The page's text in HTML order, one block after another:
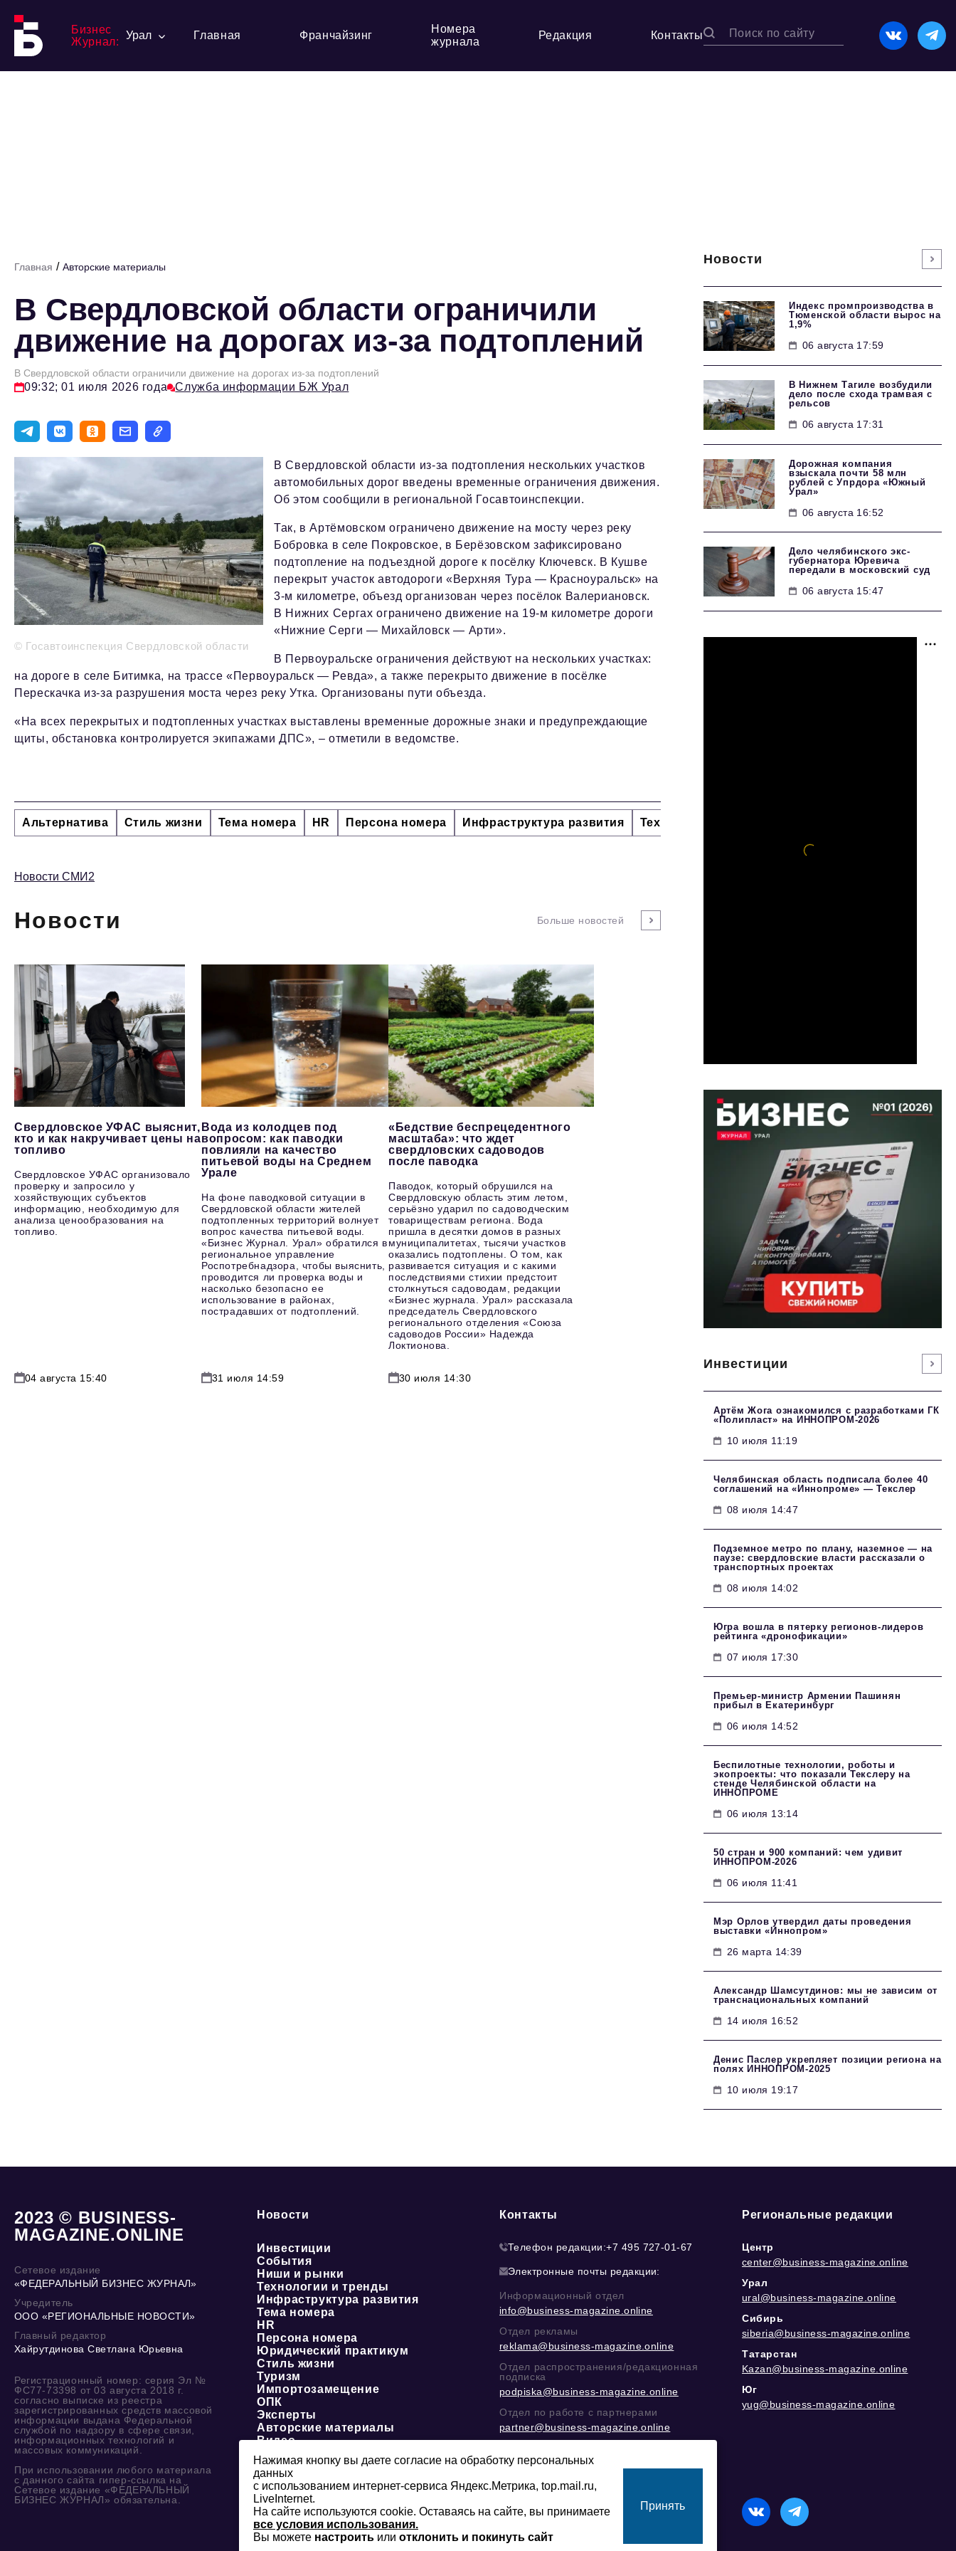
Бизнес
Журнал:
Урал Главная Франчайзинг
Номера
журнала
Редакция Контакты
Главная / Авторские материалы
В Свердловской области ограничили
движение на дорогах из-за подтоплений
В Свердловской области ограничили движение на дорогах из-за подтоплений
09:32; 01 июля 2026 года Служба информации БЖ Урал
© Госавтоинспекция Свердловской области
В Свердловской области из-за подтопления нескольких участков
автомобильных дорог введены временные ограничения движения.
Об этом сообщили в региональной Госавтоинспекции.
Так, в Артёмовском ограничено движение на мосту через реку
Бобровка в селе Покровское, в Берёзовском зафиксировано
подтопление на подъездной дороге к посёлку Ключевск. В Кушве
перекрыт участок автодороги «Верхняя Тура — Красноуральск» на
3-м километре, объезд организован через посёлок Валериановск.
В Нижних Сергах ограничено движение на 19-м километре дороги
«Нижние Серги — Михайловск — Арти».
В Первоуральске ограничения действуют на нескольких участках:
на дороге в селе Битимка, на трассе «Первоуральск — Ревда», а также перекрыто движение в посёлке
Перескачка из-за разрушения моста через реку Утка. Организованы пути объезда.
«На всех перекрытых и подтопленных участках выставлены временные дорожные знаки и предупреждающие
щиты, обстановка контролируется экипажами ДПС», – отметили в ведомстве.
Альтернатива Стиль жизни Тема номера HR Персона номера Инфраструктура развития Технологии и тренды
Новости СМИ2
Новости Больше новостей
Свердловское УФАС выяснит,
кто и как накручивает цены на
топливо
Свердловское УФАС организовало
проверку и запросило у
хозяйствующих субъектов
информацию, необходимую для
анализа ценообразования на
топливо.
04 августа 15:40
Вода из колодцев под
вопросом: как паводки
повлияли на качество
питьевой воды на Среднем
Урале
На фоне паводковой ситуации в
Свердловской области жителей
подтопленных территорий волнует
вопрос качества питьевой воды.
«Бизнес Журнал. Урал» обратился в
региональное управление
Роспотребнадзора, чтобы выяснить,
проводится ли проверка воды и
насколько безопасно ее
использование в районах,
пострадавших от подтоплений.
31 июля 14:59
«Бедствие беспрецедентного
масштаба»: что ждет
свердловских садоводов
после паводка
Паводок, который обрушился на
Свердловскую область этим летом,
серьёзно ударил по садоводческим
товариществам региона. Вода
пришла в десятки домов в разных
муниципалитетах, тысячи участков
оказались подтоплены. О том, как
развивается ситуация и с какими
последствиями стихии предстоит
столкнуться садоводам, редакции
«Бизнес журнала. Урал» рассказала
председатель Свердловского
регионального отделения «Союза
садоводов России» Надежда
Локтионова.
30 июля 14:30
Новости
Индекс промпроизводства в
Тюменской области вырос на
1,9%
06 августа 17:59
В Нижнем Тагиле возбудили
дело после схода трамвая с
рельсов
06 августа 17:31
Дорожная компания
взыскала почти 58 млн
рублей с Упрдора «Южный
Урал»
06 августа 16:52
Дело челябинского экс-
губернатора Юревича
передали в московский суд
06 августа 15:47
Инвестиции
Артём Жога ознакомился с разработками ГК
«Полипласт» на ИННОПРОМ-2026
10 июля 11:19
Челябинская область подписала более 40
соглашений на «Иннопроме» — Текслер
08 июля 14:47
Подземное метро по плану, наземное — на
паузе: свердловские власти рассказали о
транспортных проектах
08 июля 14:02
Югра вошла в пятерку регионов-лидеров
рейтинга «дронофикации»
07 июля 17:30
Премьер-министр Армении Пашинян
прибыл в Екатеринбург
06 июля 14:52
Беспилотные технологии, роботы и
экопроекты: что показали Текслеру на
стенде Челябинской области на
ИННОПРОМЕ
06 июля 13:14
50 стран и 900 компаний: чем удивит
ИННОПРОМ‑2026
06 июля 11:41
Мэр Орлов утвердил даты проведения
выставки «Иннопром»
26 марта 14:39
Александр Шамсутдинов: мы не зависим от
транснациональных компаний
14 июля 16:52
Денис Паслер укрепляет позиции региона на
полях ИННОПРОМ-2025
10 июля 19:17
2023 © BUSINESS-
MAGAZINE.ONLINE
Сетевое издание
«ФЕДЕРАЛЬНЫЙ БИЗНЕС ЖУРНАЛ»
Учредитель
ООО «РЕГИОНАЛЬНЫЕ НОВОСТИ»
Главный редактор
Хайрутдинова Светлана Юрьевна
Регистрационный номер: серия Эл №
ФС77-73398 от 03 августа 2018 г.
согласно выписке из реестра
зарегистрированных средств массовой
информации выдана Федеральной
службой по надзору в сфере связи,
информационных технологий и
массовых коммуникаций.
При использовании любого материала
с данного сайта гипер-ссылка на
Сетевое издание «ФЕДЕРАЛЬНЫЙ
БИЗНЕС ЖУРНАЛ» обязательна.
Новости
Инвестиции
События
Ниши и рынки
Технологии и тренды
Инфраструктура развития
Тема номера
HR
Персона номера
Юридический практикум
Стиль жизни
Туризм
Импортозамещение
ОПК
Эксперты
Авторские материалы
Видео
Контакты
Телефон редакции:+7 495 727-01-67
Электронные почты редакции:
Информационный отдел
info@business-magazine.online
Отдел рекламы
reklama@business-magazine.online
Отдел распространения/редакционная
подписка
podpiska@business-magazine.online
Отдел по работе с партнерами
partner@business-magazine.online
@mazovилиMAX
16+
Сайт может содержать контент, не предназначенный для лиц
младше 16-ти лет.
Региональные редакции
Центр
center@business-magazine.online
Урал
ural@business-magazine.online
Сибирь
siberia@business-magazine.online
Татарстан
Kazan@business-magazine.online
Юг
yug@business-magazine.online
Нажимая кнопку вы даете согласие на обработку персональных
данных
с использованием интернет-сервиса Яндекс.Метрика, top.mail.ru,
LiveInternet.
На сайте используются cookie. Оставаясь на сайте, вы принимаете
все условия использования.
Вы можете настроить или отклонить и покинуть сайт
Принять